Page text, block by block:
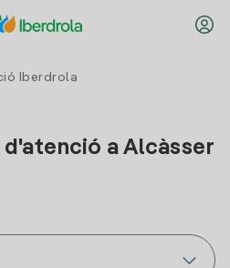
Iberdrola
a Alcàsser